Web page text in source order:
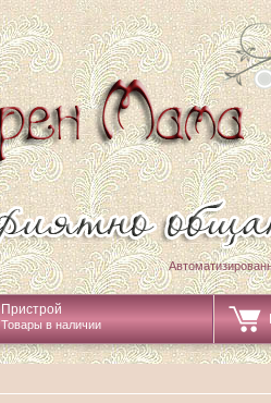
Пристрой
Товары в наличии